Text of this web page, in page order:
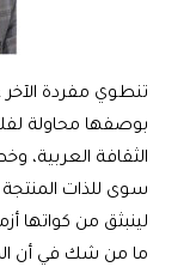
تنطوي مفردة الآخر
بوصفها محاولة
الثقافة العربية،
سوى للذات
لينبثق من كواتها
ما من شك في أن